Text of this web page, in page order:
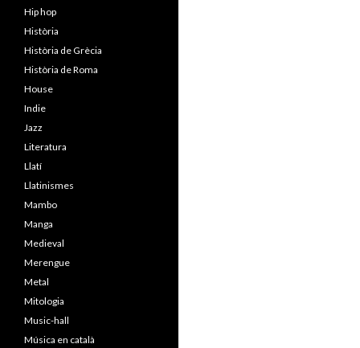
Hip hop
Història
Història de Grècia
Història de Roma
House
Indie
Jazz
Literatura
Llatí
Llatinismes
Mambo
Manga
Medieval
Merengue
Metal
Mitologia
Music-hall
Música en català